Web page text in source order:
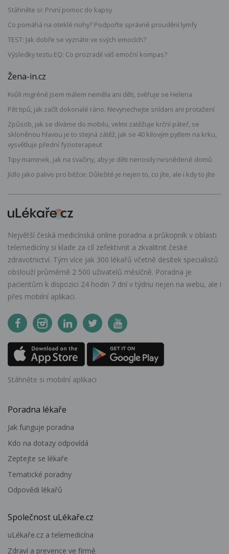
Stáhněte si: První pomoc do kapsy
Co pomáhá na oteklé nohy? Podpořte správné proudění lymfy
TEST: Jak dobře se vyznáte ve svých emocích?
Výsledky testu EQ: Co prozradil váš emoční kompas?
Žena-in.cz
Kvůli migréně jsem málem neměla ani děti, svěřuje se Helena
Pět tipů, jak začít dokonalé ráno. Nevynechejte snídani ani protažení
Způsob, jak se díváme do mobilu, velmi zatěžuje krční páteř, se
skloněnou hlavou je to stejná zátěž, jak se 40 kilovým pytlem na krku,
vysvětluje přední fyzioterapeut
Tipy maminek, jak na svačiny, aby je děti nenosily nesnědené domů
Jídlo jako palivo pro běžce: Důležité je nejen to, co jíte, ale i kdy to jíte
Největší česká medicínská online poradna a průkopník v oblasti
telemedicíny si klade za cíl zefektivnit a zkvalitnit české
zdravotnictví. Tým více jak 300 lékařů včetně desítek specialistů
obslouží průměrně 2 500 uživatelů měsíčně. Poradna je
pacientům k dispozici 24 hodin 7 dní v týdnu nejen na webu, ale i
přes mobilní aplikaci.
Stáhněte si mobilní aplikaci
Poradna lékaře
Jak funguje poradna
Kdo na dotazy odpovídá
Zeptejte se lékaře
Tematické poradny
Odpovědi lékařů
Společnost uLékaře.cz
uLékaře.cz a telemedicína
Zdraví a prevence ve firmě